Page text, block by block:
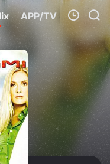
APP/TV
的记录